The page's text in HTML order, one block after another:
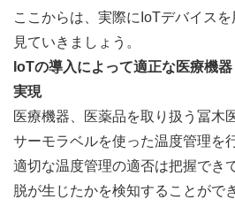
ここからは、実際にIoTデバイス
見ていきましょう。
IoTの導入によって適正な医療機
実現
医療機器、医薬品を取り扱う冨木
サーモラベルを使った温度管理を
適切な温度管理の適否は把握でき
脱が生じたかを検知することがで